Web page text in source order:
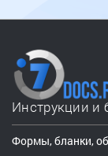
Инструкции и
Формы, бланки,